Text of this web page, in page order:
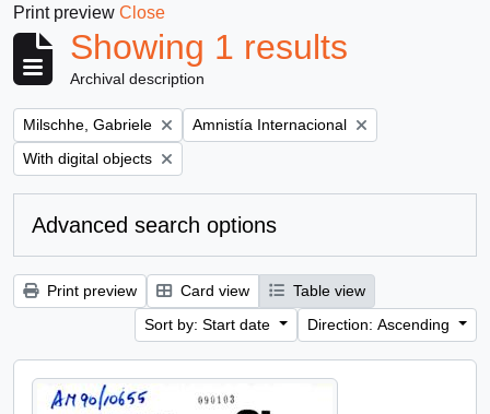
Print preview Close
Showing 1 results
Archival description
Remove filter:
Milschhe, Gabriele Remove filter:
Amnistía Internacional
Remove filter:
With digital objects
Advanced search options
Print preview Card view
Table view
Sort by: Start date
Direction: Ascending